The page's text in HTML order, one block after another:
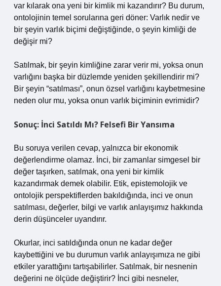
var kılarak ona yeni bir kimlik mi kazandırır? Bu durum,
ontolojinin temel sorularına geri döner: Varlık nedir ve
bir şeyin varlık biçimi değiştiğinde, o şeyin kimliği de
değişir mi?
Satılmak, bir şeyin kimliğine zarar verir mi, yoksa onun
varlığını başka bir düzlemde yeniden şekillendirir mi?
Bir şeyin “satılması”, onun özsel varlığını kaybetmesine
neden olur mu, yoksa onun varlık biçiminin evrimidir?
Sonuç: İnci Satıldı Mı? Felsefi Bir Yansıma
Bu soruya verilen cevap, yalnızca bir ekonomik
değerlendirme olamaz. İnci, bir zamanlar simgesel bir
değer taşırken, satılmak, ona yeni bir kimlik
kazandırmak demek olabilir. Etik, epistemolojik ve
ontolojik perspektiflerden bakıldığında, inci ve onun
satılması, değerler, bilgi ve varlık anlayışımız hakkında
derin düşünceler uyandırır.
Okurlar, inci satıldığında onun ne kadar değer
kaybettiğini ve bu durumun varlık anlayışımıza ne gibi
etkiler yarattığını tartışabilirler. Satılmak, bir nesnenin
değerini ne ölçüde değiştirir? İnci gibi nesneler,